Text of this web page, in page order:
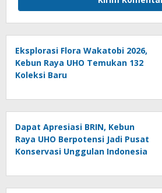
Eksplorasi Flora Wakatobi 2026,
Kebun Raya UHO Temukan 132
Koleksi Baru
Dapat Apresiasi BRIN, Kebun
Raya UHO Berpotensi Jadi Pusat
Konservasi Unggulan Indonesia